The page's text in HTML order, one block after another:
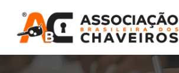
conteúdo